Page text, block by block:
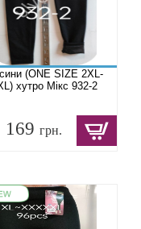
(ONE SIZE 2XL-
хутро Мікс 932-2
169грн.